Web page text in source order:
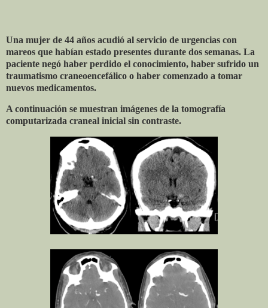
Una mujer de 44 años acudió al servicio de urgencias con
mareos que habían estado presentes durante dos semanas. La
paciente negó haber perdido el conocimiento, haber sufrido un
traumatismo craneoencefálico o haber comenzado a tomar
nuevos medicamentos.
A continuación se muestran imágenes de la tomografía
computarizada craneal inicial sin contraste.